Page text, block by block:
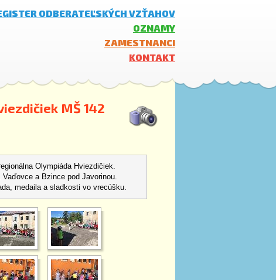
ODBERATEĽSKÝCH VZŤAHOV
OZNAMY
ZAMESTNANCI
KONTAKT
MŠ 142
Olympiáda Hviezdičiek.
a Bzince pod Javorinou.
medaila a sladkosti vo vrecúšku.